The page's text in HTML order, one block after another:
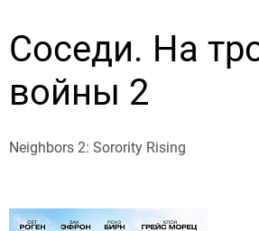
Соседи. На
войны 2
Neighbors 2: Sorority Rising